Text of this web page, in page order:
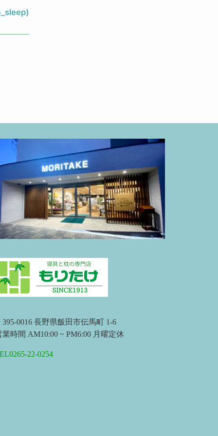
395-0016 長野県飯田市伝馬町 1-6
業時間 AM10:00 ~ PM6:00 月曜定休
22-0254